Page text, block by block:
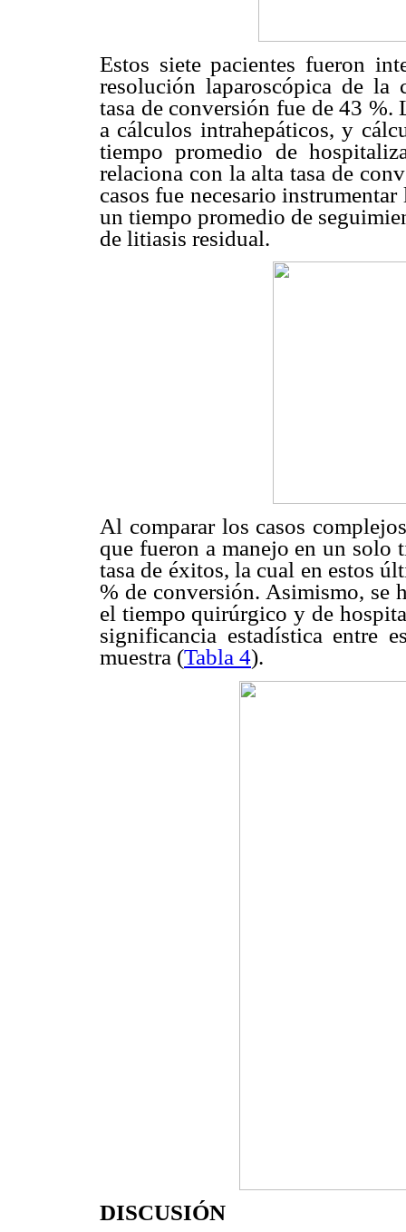
Estos siete pacientes fueron
resolución laparoscópica de
tasa de conversión fue de 43 %.
a cálculos intrahepáticos, y
tiempo promedio de
relaciona con la alta tasa de
casos fue necesario
un tiempo promedio de
de litiasis residual.
Al comparar los casos
que fueron a manejo en un solo
tasa de éxitos, la cual en estos
% de conversión. Asimismo, se
el tiempo quirúrgico y de
significancia estadística entre
muestra (Tabla 4).
DISCUSIÓN